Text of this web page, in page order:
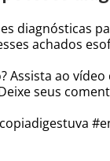
diagnósticas
achados
Assista ao
seus